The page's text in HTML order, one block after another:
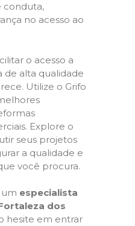
conduta,
no acesso ao
o acesso a
de alta qualidade
Utilize o Grifo
Explore o
seus projetos
a qualidade e
você procura.
um especialista
dos
hesite em entrar